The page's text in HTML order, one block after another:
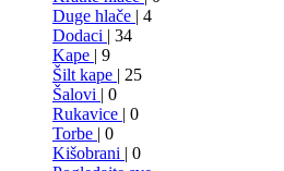
Duge hlače | 4
Dodaci | 34
Kape | 9
Šilt kape | 25
Šalovi | 0
Rukavice | 0
Torbe | 0
Kišobrani | 0